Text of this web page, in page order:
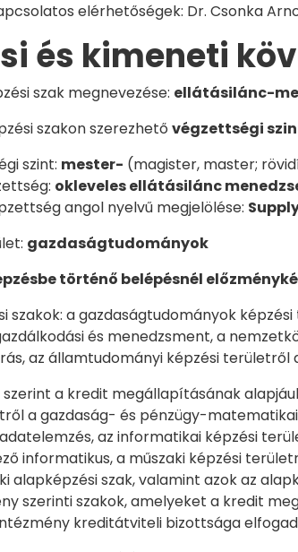
elérhetőségek: Dr. Csonka
és kimeneti
szak megnevezése: ellátásilánc-
szakon szerezhető végzettségi
szint: mester- (magister, master;
okleveles ellátásilánc
angol nyelvű megjelölése:
gazdaságtudományok
történő belépésnél
szakok: a gazdaságtudományok
és menedzsment, a
az államtudományi képzési területről
szerint a kredit megállapításának
a gazdaság- és pénzügy-
az informatikai képzési
informatikus, a műszaki képzési
alapképzési szak, valamint azok az
szerinti szakok, amelyeket a kredit
kreditátviteli bizottsága